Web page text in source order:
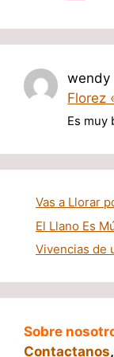
wendy
Florez
Es muy
Vas a Llorar
El Llano Es
Vivencias de
Sobre
Contactanos,